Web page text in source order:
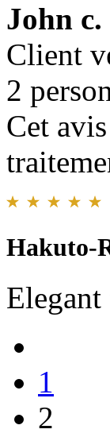
John c.
Client
2
Cet
Hakuto-
1
2